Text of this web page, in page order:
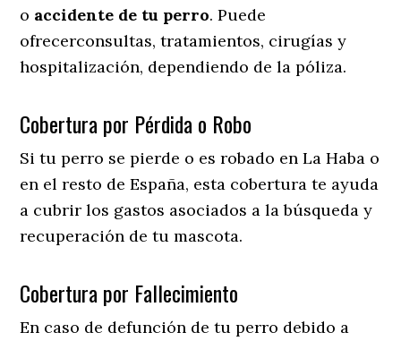
o accidente de tu perro. Puede
ofrecerconsultas, tratamientos, cirugías y
hospitalización, dependiendo de la póliza.
Cobertura por Pérdida o Robo
Si tu perro se pierde o es robado en La Haba o
en el resto de España, esta cobertura te ayuda
a cubrir los gastos asociados a la búsqueda y
recuperación de tu mascota.
Cobertura por Fallecimiento
En caso de defunción de tu perro debido a